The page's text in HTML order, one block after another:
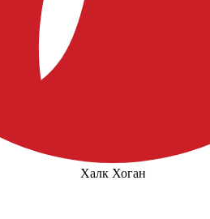
Халк Хоган